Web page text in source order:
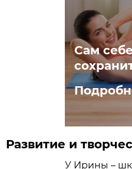
Сам
Развитие и
У Ирины –